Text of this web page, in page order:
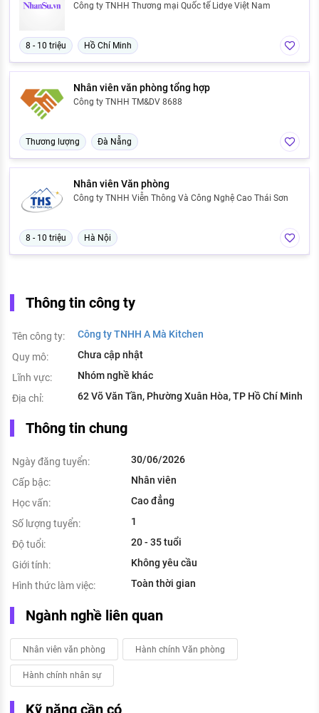
Công ty TNHH Thương mại Quốc tế Lidye Việt Nam
8 - 10 triệu Hồ Chí Minh
Nhân viên văn phòng tổng hợp
Công ty TNHH TM&DV 8688
Thương lượng Đà Nẵng
Nhân viên Văn phòng
Công ty TNHH Viễn Thông Và Công Nghệ Cao Thái Sơn
8 - 10 triệu Hà Nội
Thông tin công ty
Tên công ty:
Công ty TNHH A Mà Kitchen
Quy mô:
Chưa cập nhật
Lĩnh vực:
Nhóm nghề khác
Địa chỉ:
62 Võ Văn Tần, Phường Xuân Hòa, TP Hồ Chí Minh
Thông tin chung
Ngày đăng tuyển:
30/06/2026
Cấp bậc:
Nhân viên
Học vấn:
Cao đẳng
Số lượng tuyển:
1
Độ tuổi:
20 - 35 tuổi
Giới tính:
Không yêu cầu
Hình thức làm việc:
Toàn thời gian
Ngành nghề liên quan
Nhân viên văn phòng Hành chính Văn phòng
Hành chính nhân sự
Kỹ năng cần có